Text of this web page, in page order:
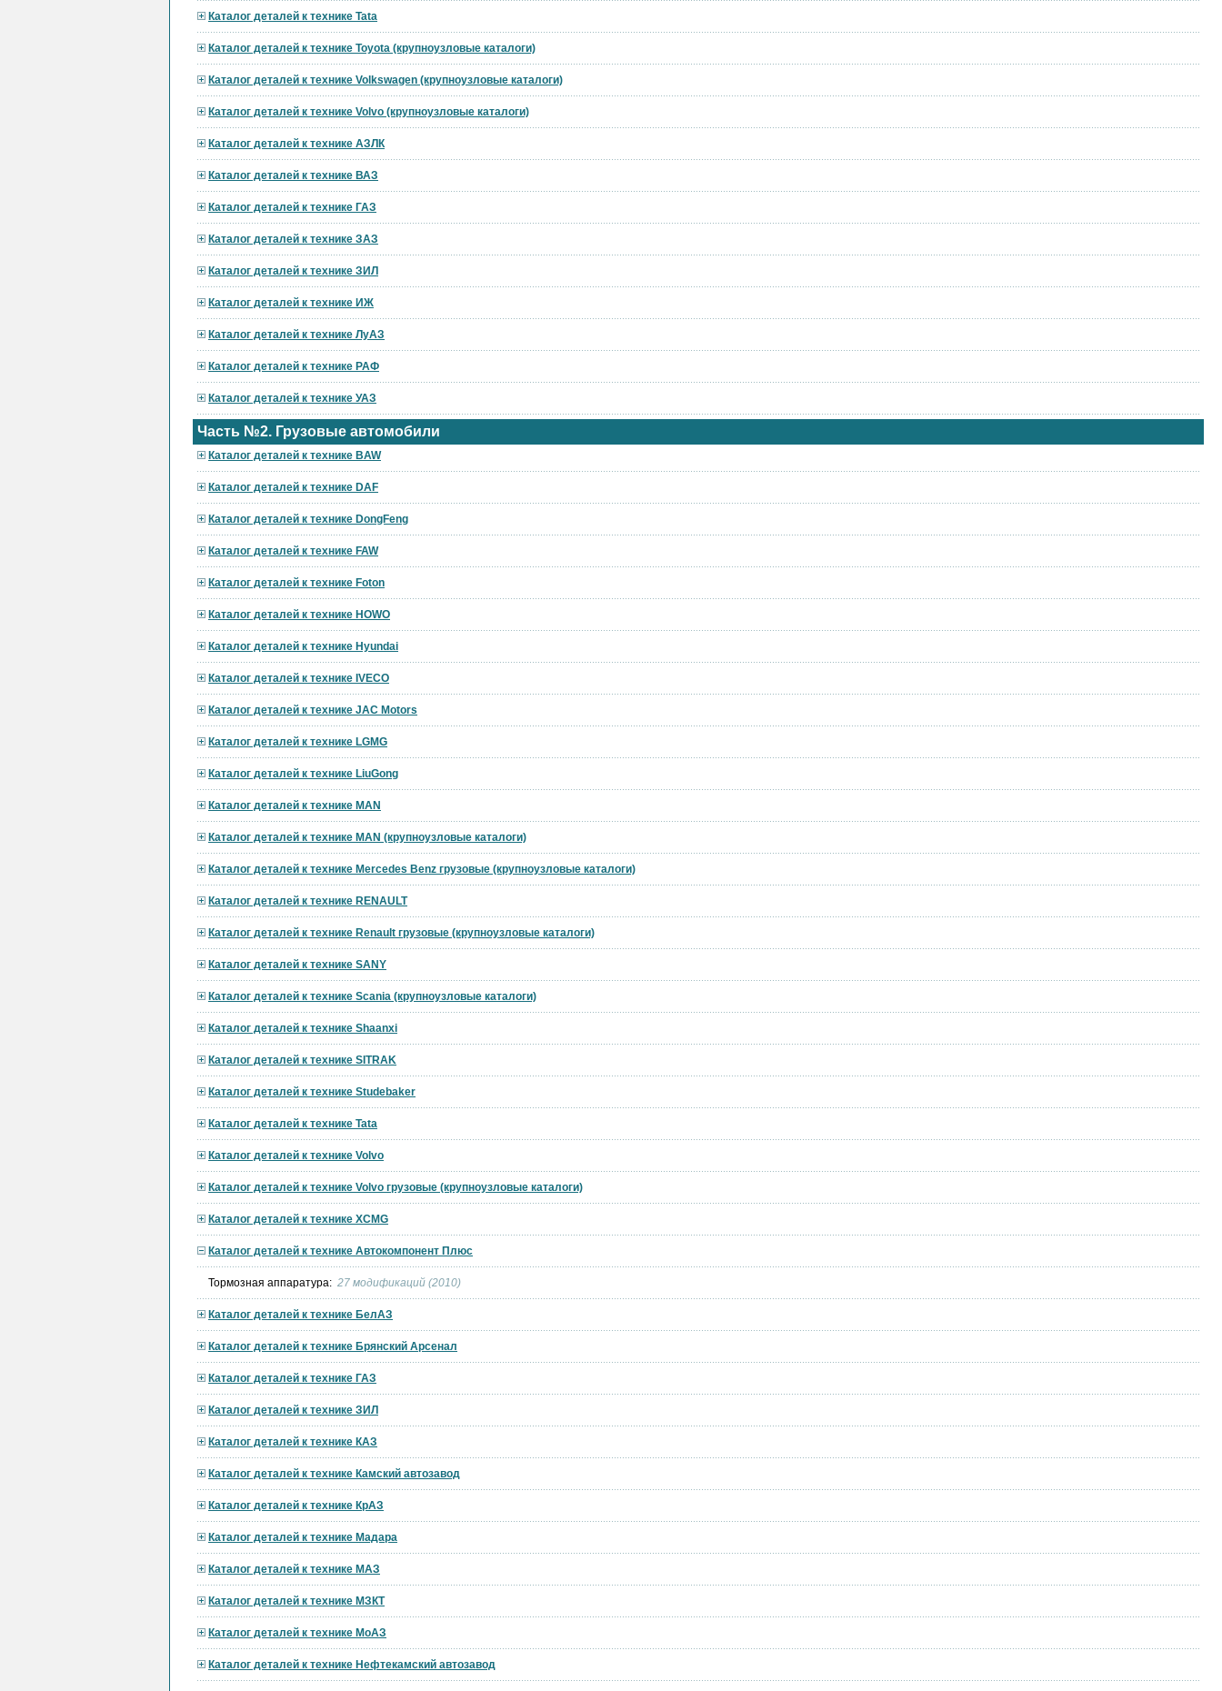
Каталог деталей к технике Tata
Каталог деталей к технике Toyota (крупноузловые каталоги)
Каталог деталей к технике Volkswagen (крупноузловые каталоги)
Каталог деталей к технике Volvo (крупноузловые каталоги)
Каталог деталей к технике АЗЛК
Каталог деталей к технике ВАЗ
Каталог деталей к технике ГАЗ
Каталог деталей к технике ЗАЗ
Каталог деталей к технике ЗИЛ
Каталог деталей к технике ИЖ
Каталог деталей к технике ЛуАЗ
Каталог деталей к технике РАФ
Каталог деталей к технике УАЗ
Часть №2. Грузовые автомобили
Каталог деталей к технике BAW
Каталог деталей к технике DAF
Каталог деталей к технике DongFeng
Каталог деталей к технике FAW
Каталог деталей к технике Foton
Каталог деталей к технике HOWO
Каталог деталей к технике Hyundai
Каталог деталей к технике IVECO
Каталог деталей к технике JAC Motors
Каталог деталей к технике LGMG
Каталог деталей к технике LiuGong
Каталог деталей к технике MAN
Каталог деталей к технике MAN (крупноузловые каталоги)
Каталог деталей к технике Mercedes Benz грузовые (крупноузловые каталоги)
Каталог деталей к технике RENAULT
Каталог деталей к технике Renault грузовые (крупноузловые каталоги)
Каталог деталей к технике SANY
Каталог деталей к технике Scania (крупноузловые каталоги)
Каталог деталей к технике Shaanxi
Каталог деталей к технике SITRAK
Каталог деталей к технике Studebaker
Каталог деталей к технике Tata
Каталог деталей к технике Volvo
Каталог деталей к технике Volvo грузовые (крупноузловые каталоги)
Каталог деталей к технике XCMG
Каталог деталей к технике Автокомпонент Плюс
Тормозная аппаратура: 27 модификаций (2010)
Каталог деталей к технике БелАЗ
Каталог деталей к технике Брянский Арсенал
Каталог деталей к технике ГАЗ
Каталог деталей к технике ЗИЛ
Каталог деталей к технике КАЗ
Каталог деталей к технике Камский автозавод
Каталог деталей к технике КрАЗ
Каталог деталей к технике Мадара
Каталог деталей к технике МАЗ
Каталог деталей к технике МЗКТ
Каталог деталей к технике МоАЗ
Каталог деталей к технике Нефтекамский автозавод